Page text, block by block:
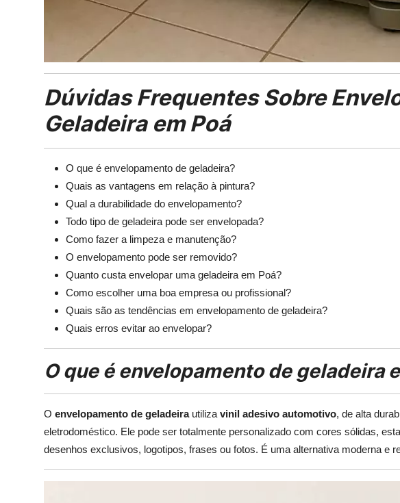
Dúvidas Frequentes Sobre
Geladeira em Poá
O que é envelopamento de geladeira?
Quais as vantagens em relação à pintura?
Qual a durabilidade do envelopamento?
Todo tipo de geladeira pode ser envelopada?
Como fazer a limpeza e manutenção?
O envelopamento pode ser removido?
Quanto custa envelopar uma geladeira em Poá?
Como escolher uma boa empresa ou profissional?
Quais são as tendências em envelopamento de geladeira?
Quais erros evitar ao envelopar?
O que é envelopamento de geladeira
O envelopamento de geladeirautiliza vinil adesivo automotivo, de alta
eletrodoméstico. Ele pode ser totalmente personalizado com cores sólidas,
desenhos exclusivos, logotipos, frases ou fotos. É uma alternativa moderna e